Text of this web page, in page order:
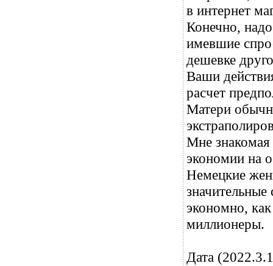
в интернет
Конечно,
имевшие
дешевке
Ваши
расчет
Матери
Мне знакомая
экономии на
Немецкие
значительные
экономно,
миллионеры.
Дата